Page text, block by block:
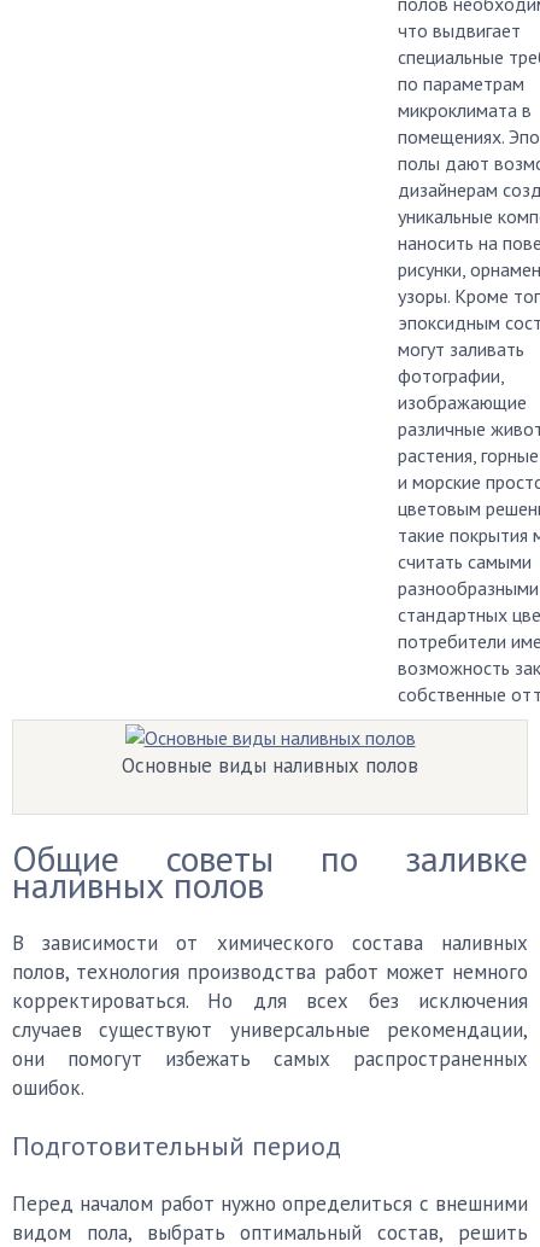
что выдвигает
специальные
по параметрам
микроклимата в
помещениях.
полы дают
дизайнерам
уникальные
наносить на
рисунки,
узоры. Кроме
эпоксидным
могут заливать
фотографии,
изображающие
различные
растения,
и морские
цветовым
такие покрытия
считать самыми
стандартных
потребители
возможность
собственные
Основные виды наливных полов
Общие советы по заливке
наливных полов
В зависимости от химического состава наливных
полов, технология производства работ может немного
корректироваться. Но для всех без исключения
случаев существуют универсальные рекомендации,
они помогут избежать самых распространенных
ошибок.
Подготовительный период
Перед началом работ нужно определиться с внешними
видом пола, выбрать оптимальный состав, решить